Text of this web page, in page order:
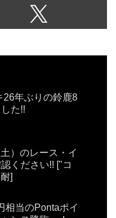
26年ぶりの鈴鹿8
た!!
）のレース・イ
ください!! ["コ
]
相当のPontaポイ